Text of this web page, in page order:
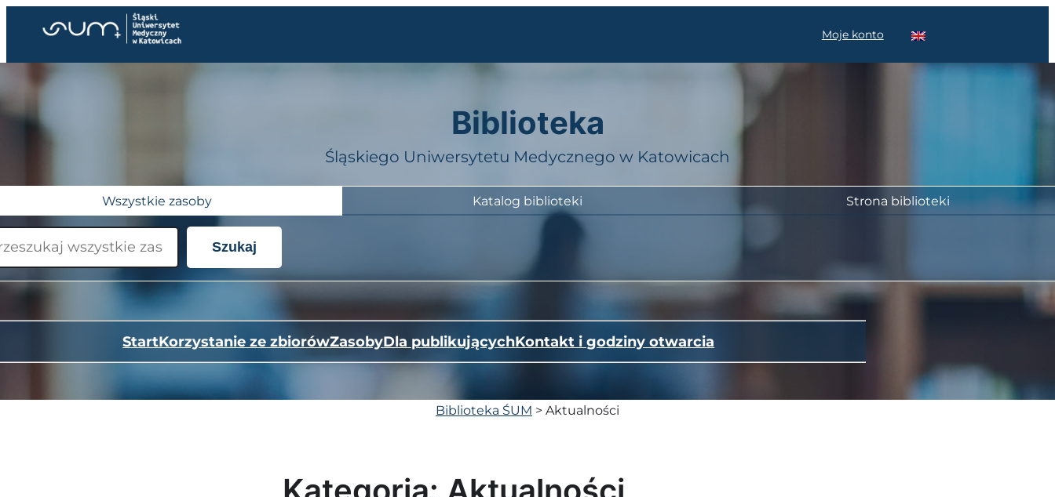
Moje konto
Biblioteka
Śląskiego Uniwersytetu Medycznego w Katowicach
Wszystkie zasoby Katalog biblioteki Strona biblioteki
Szukaj
StartKorzystanie ze zbiorówZasobyDla publikującychKontakt i godziny otwarcia
Biblioteka ŚUM > Aktualności